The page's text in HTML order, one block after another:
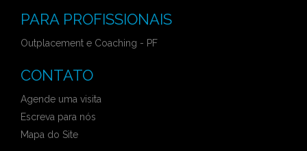
PARA PROFISSIONAIS
Outplacement e Coaching - PF
CONTATO
Agende uma visita
Escreva para nós
Mapa do Site